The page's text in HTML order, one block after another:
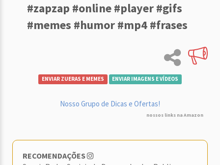
#zapzap #online #player #gifs
#memes #humor #mp4 #frases
ENVIAR ZUERAS E MEMES ENVIAR IMAGENS E VÍDEOS
Nosso Grupo de Dicas e Ofertas!
nossos links na Amazon
RECOMENDAÇÕES